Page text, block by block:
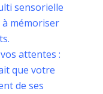
sensorielle
à mémoriser
attentes :
que votre
de ses